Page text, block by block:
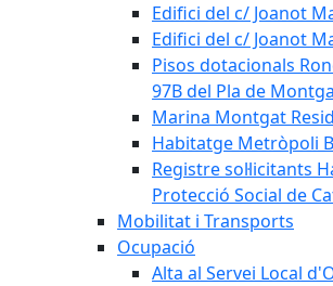
Edifici del c/ Joanot
Edifici del c/ Joanot
Pisos dotacionals
97B del Pla de
Marina Montgat
Habitatge Metròpoli
Registre sol·licitants
Protecció Social de
Mobilitat i Transports
Ocupació
Alta al Servei Local